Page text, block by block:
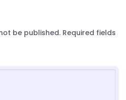
be published. Required fields